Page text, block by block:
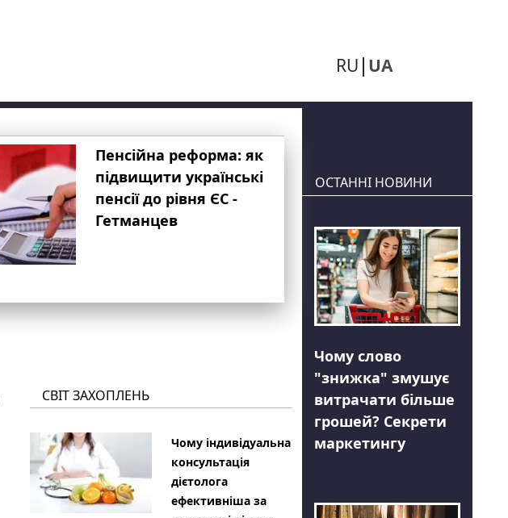
RU UA
Пенсійна реформа: як
підвищити українські
пенсії до рівня ЄС -
Гетманцев
СВІТ ЗАХОПЛЕНЬ
Чому індивідуальна
консультація
дієтолога
ефективніша за
ОСТАННІ НОВИНИ
Чому слово
"знижка" змушує
витрачати більше
грошей? Секрети
маркетингу